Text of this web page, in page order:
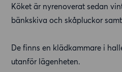
Köket är nyrenoverat sedan
bänkskiva och skåpluckor
De finns en klädkammare i
utanför lägenheten.